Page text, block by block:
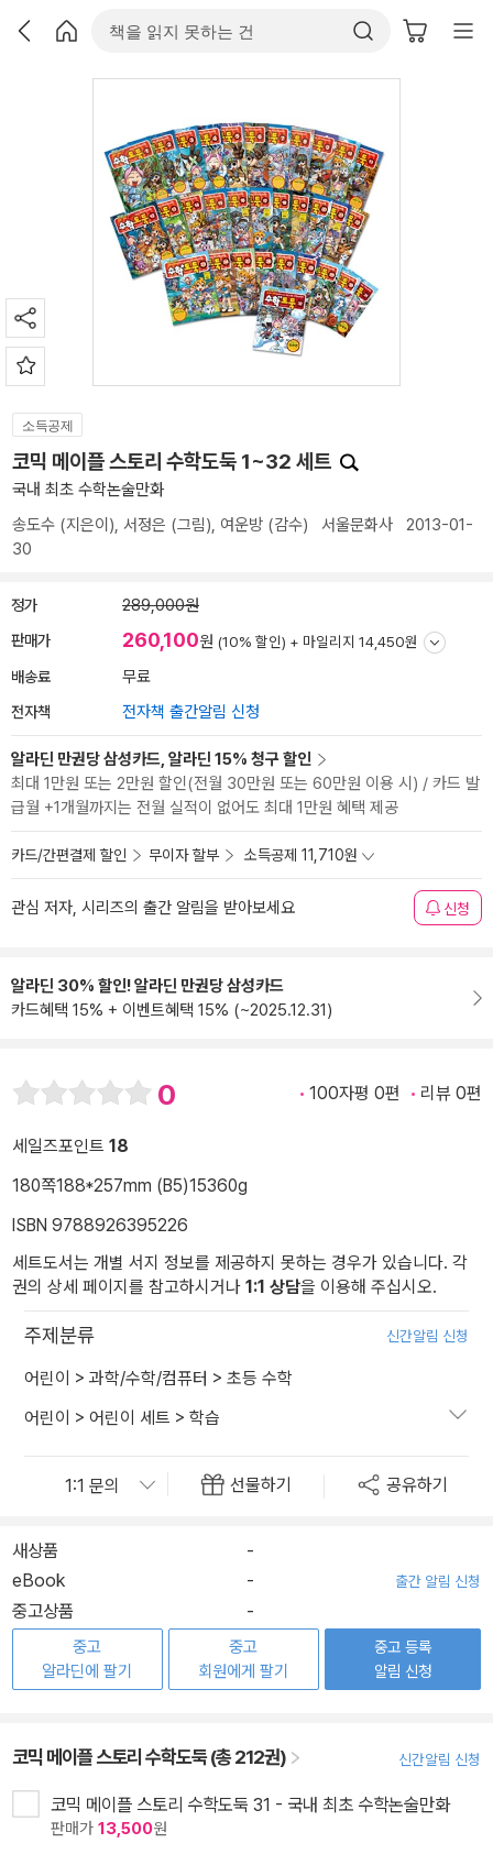
소득공제
코믹 메이플 스토리 수학도둑 1~32 세트
국내 최초 수학논술만화
송도수 (지은이), 서정은 (그림), 여운방 (감수) 서울문화사 2013-01-
30
정가 289,000원
판매가 260,100원 (10% 할인) + 마일리지 14,450원
배송료 무료
전자책 전자책 출간알림 신청
알라딘 만권당 삼성카드, 알라딘 15% 청구 할인
최대 1만원 또는 2만원 할인(전월 30만원 또는 60만원 이용 시) / 카드 발
급월 +1개월까지는 전월 실적이 없어도 최대 1만원 혜택 제공
카드/간편결제 할인 무이자 할부 소득공제 11,710원
관심 저자, 시리즈의 출간 알림을 받아보세요 신청
알라딘 30% 할인! 알라딘 만권당 삼성카드
카드혜택 15% + 이벤트혜택 15% (~2025.12.31)
0 100자평 0편 리뷰 0편
세일즈포인트 18
180쪽188*257mm (B5)15360g
ISBN 9788926395226
세트도서는 개별 서지 정보를 제공하지 못하는 경우가 있습니다. 각
권의 상세 페이지를 참고하시거나 1:1 상담을 이용해 주십시오.
주제분류 신간알림 신청
어린이 > 과학/수학/컴퓨터 > 초등 수학
어린이 > 어린이 세트 > 학습
선물하기 공유하기
새상품
-
eBook
- 출간 알림 신청
중고상품 -
중고
알라딘에 팔기
중고
회원에게 팔기
중고 등록
알림 신청
코믹 메이플 스토리 수학도둑 (총 212권) 신간알림 신청
코믹 메이플 스토리 수학도둑 31 - 국내 최초 수학논술만화
판매가 13,500원